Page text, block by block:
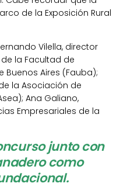
de la Exposición Rural
Vilella, director
la Facultad de
Aires (Fauba);
la Asociación de
Ana Galiano,
Empresariales de la
junto con
como